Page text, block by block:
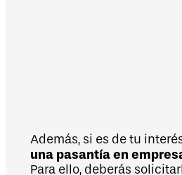
Además, si es de tu
una pasantía en
Para ello, deberás